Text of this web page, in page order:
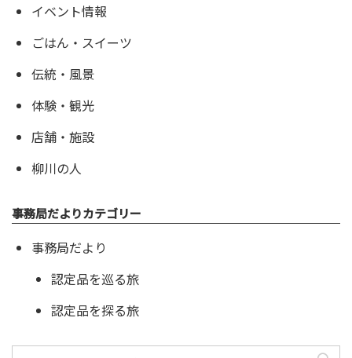
イベント情報
ごはん・スイーツ
伝統・風景
体験・観光
店舗・施設
柳川の人
事務局だよりカテゴリー
事務局だより
認定品を巡る旅
認定品を探る旅